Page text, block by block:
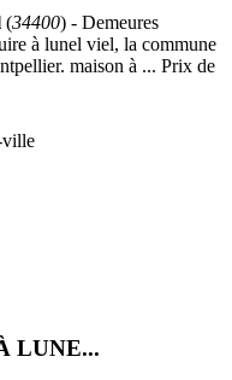
(34400) - Demeures
à lunel viel, la commune
maison à ... Prix de
ville
LUNE...